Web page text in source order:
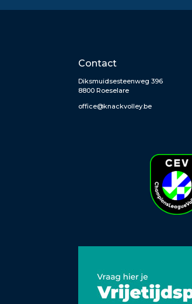
Contact
Diksmuidsesteenweg 396
8800 Roeselare
office@knackvolley.be